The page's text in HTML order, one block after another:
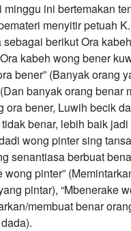
ini bertemakan
menyitir petuah
berikut Ora
kabeh wong bener
bener” (Banyak orang
banyak orang benar
bener, Luwih becik
benar, lebih baik
wong pinter sing
senantiasa berbuat
pinter”
pintar), “Mbenerake
membuat benar